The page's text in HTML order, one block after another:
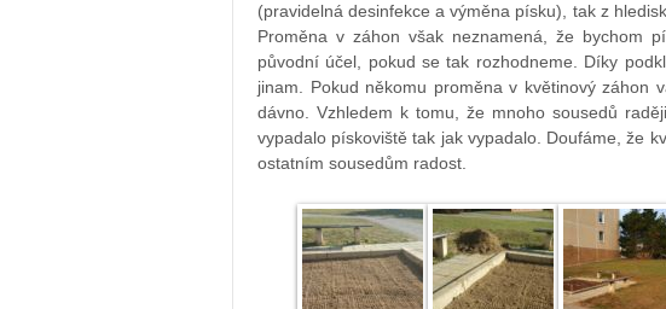
(pravidelná desinfekce a výměna písku), tak z
Proměna v záhon však neznamená, že bychom
původní účel, pokud se tak rozhodneme. Díky
jinam. Pokud někomu proměna v květinový záhon
dávno. Vzhledem k tomu, že mnoho sousedů
vypadalo pískoviště tak jak vypadalo. Doufáme, že
ostatním sousedům radost.